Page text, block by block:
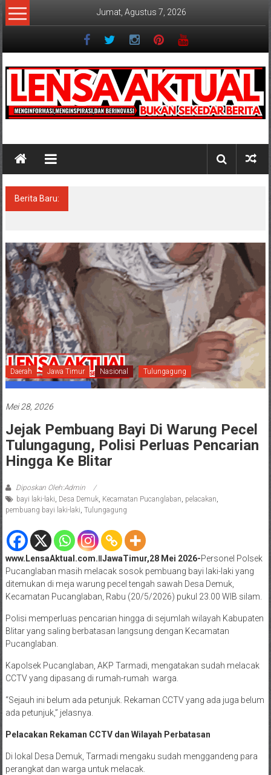
Lompat
ke
Jumat, Agustus 7, 2026
Berita Baru:
Daerah Jawa Timur Nasional Tulungagung
Mei 28, 2026
Jejak Pembuang Bayi Di Warung Pecel
Tulungagung, Polisi Perluas Pencarian
Hingga Ke Blitar
Diposkan Oleh:Admin
bayi laki-laki Desa Demuk, Kecamatan Pucanglaban pelacakan
pembuang bayi laki-laki Tulungagung
www.LensaAktual.com.ǁJawaTimur,28 Mei 2026-Personel Polsek
Pucanglaban masih melacak sosok pembuang bayi laki-laki yang
ditemukan di meja warung pecel tengah sawah Desa Demuk,
Kecamatan Pucanglaban, Rabu (20/5/2026) pukul 23.00 WIB silam.
Polisi memperluas pencarian hingga di sejumlah wilayah Kabupaten
Blitar yang saling berbatasan langsung dengan Kecamatan
Pucanglaban.
Kapolsek Pucanglaban, AKP Tarmadi, mengatakan sudah melacak
CCTV yang dipasang di rumah-rumah warga.
“Sejauh ini belum ada petunjuk. Rekaman CCTV yang ada juga belum
ada petunjuk,” jelasnya.
Pelacakan Rekaman CCTV dan Wilayah Perbatasan
Di lokal Desa Demuk, Tarmadi mengaku sudah menggandeng para
perangkat dan warga untuk melacak.